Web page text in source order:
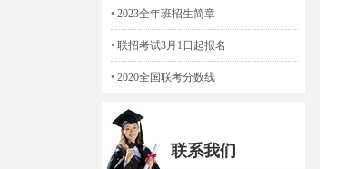
• 2023全年班招生简章
• 联招考试3月1日起报名
• 2020全国联考分数线
联系我们